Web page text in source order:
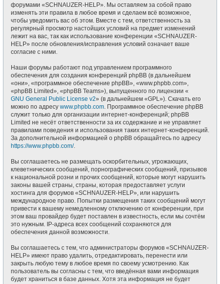
форумами «SCHNAUZER-HELP». Мы оставляем за собой право
изменять эти правила в любое время и сделаем всё возможное,
чтобы уведомить вас об этом. Вместе с тем, ответственность за
регулярный просмотр настойщих условий на предмет изменений
лежит на вас, так как использование конференции «SCHNAUZER-
HELP» после обновления/исправления условий означает ваше
согласие с ними.
Наши форумы работают под управлением программного
обеспечения для создания конференций phpBB (в дальнейшем
«они», «программное обеспечение phpBB», «www.phpbb.com»,
«phpBB Limited», «phpBB Teams»), выпущенного по лицензии «
GNU General Public License v2» (в дальнейшем «GPL»). Скачать его
можно по адресу www.phpbb.com. Программное обеспечение phpBB
служит только для организации интернет-конференций; phpBB
Limited не несёт ответственности за их содержание и не управляет
правилами поведения и использования таких интернет-конференций.
За дополнительной информацией о phpBB обращайтесь по адресу
https://www.phpbb.com/.
Вы соглашаетесь не размещать оскорбительных, угрожающих,
клеветнических сообщений, порнографических сообщений, призывов
к национальной розни и прочих сообщений, которые могут нарушить
законы вашей страны, страны, которая предоставляет услуги
хостинга для форумов «SCHNAUZER-HELP», или нарушить
международное право. Попытки размещения таких сообщений могут
привести к вашему немедленному отключению от конференции, при
этом ваш провайдер будет поставлен в известность, если мы сочтём
это нужным. IP-адреса всех сообщений сохраняются для
обеспечения данной возможности.
Вы соглашаетесь с тем, что администраторы форумов «SCHNAUZER-
HELP» имеют право удалить, отредактировать, перенести или
закрыть любую тему в любое время по своему усмотрению. Как
пользователь вы согласны с тем, что введённая вами информация
будет храниться в базе данных. Хотя эта информация не будет